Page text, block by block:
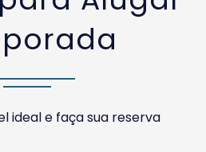
ideal e faça sua reserva